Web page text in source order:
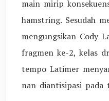
main mirip
hamstring. Sesudah
mengungsikan Cody
fragmen ke-2, kelas
tempo Latimer
nan diantisipasi pada